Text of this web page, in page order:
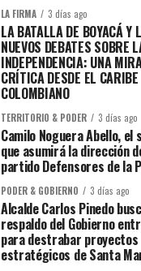
LA FIRMA 3 días ago
LA BATALLA DE BOYACÁ Y
NUEVOS DEBATES SOBRE
INDEPENDENCIA: UNA
CRÍTICA DESDE EL CARIBE
COLOMBIANO
TERRITORIO & PODER 3 días ago
Camilo Noguera Abello, el
que asumirá la dirección
partido Defensores de la
PODER & GOBIERNO 3 días ago
Alcalde Carlos Pinedo
respaldo del Gobierno
para destrabar proyectos
estratégicos de Santa